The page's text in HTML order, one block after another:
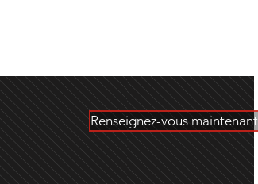
Renseignez-vous maintenant